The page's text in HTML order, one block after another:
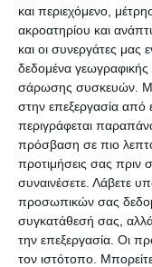
και περιεχόμενο,
ακροατηρίου και
και οι συνεργάτες μας
δεδομένα
σάρωσης συσκευών.
στην επεξεργασία από
περιγράφεται
πρόσβαση σε πιο
προτιμήσεις σας πριν
συναινέσετε. Λάβετε
προσωπικών σας
συγκατάθεσή σας, αλλά
την επεξεργασία. Οι
τον ιστότοπο.
αγιογραφίες
Αυτό εγείρει
μνημείο. Η
αντεπίθεση,
κυρώσεων
διεθνείς